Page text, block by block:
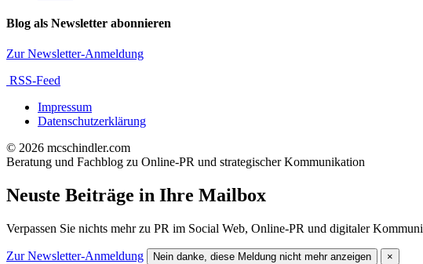
Blog als Newsletter abonnieren
Zur Newsletter-Anmeldung
RSS-Feed
Impressum
Datenschutzerklärung
© 2026 mcschindler.com
Beratung und Fachblog zu Online-PR und strategischer Kommunikation
Neuste Beiträge in Ihre Mailbox
Verpassen Sie nichts mehr zu PR im Social Web, Online-PR und digitaler
Zur Newsletter-Anmeldung Nein danke, diese Meldung nicht mehr anzeigen ×